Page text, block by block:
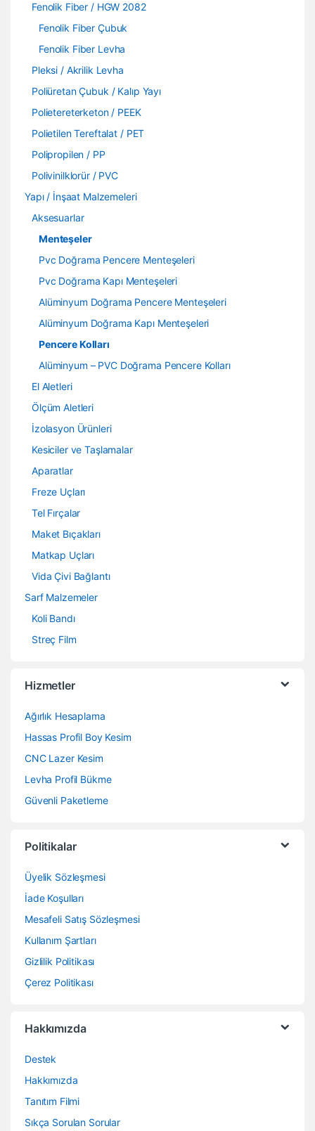
Fenolik Fiber / HGW 2082
Fenolik Fiber Çubuk
Fenolik Fiber Levha
Pleksi / Akrilik Levha
Poliüretan Çubuk / Kalıp Yayı
Polietereterketon / PEEK
Polietilen Tereftalat / PET
Polipropilen / PP
Polivinilklorür / PVC
Yapı / İnşaat Malzemeleri
Aksesuarlar
Menteşeler
Pvc Doğrama Pencere Menteşeleri
Pvc Doğrama Kapı Menteşeleri
Alüminyum Doğrama Pencere Menteşeleri
Alüminyum Doğrama Kapı Menteşeleri
Pencere Kolları
Alüminyum – PVC Doğrama Pencere Kolları
El Aletleri
Ölçüm Aletleri
İzolasyon Ürünleri
Kesiciler ve Taşlamalar
Aparatlar
Freze Uçları
Tel Fırçalar
Maket Bıçakları
Matkap Uçları
Vida Çivi Bağlantı
Sarf Malzemeler
Koli Bandı
Streç Film
Hizmetler
Ağırlık Hesaplama
Hassas Profil Boy Kesim
CNC Lazer Kesim
Levha Profil Bükme
Güvenli Paketleme
Politikalar
Üyelik Sözleşmesi
İade Koşulları
Mesafeli Satış Sözleşmesi
Kullanım Şartları
Gizlilik Politikası
Çerez Politikası
Hakkımızda
Destek
Hakkımızda
Tanıtım Filmi
Sıkça Sorulan Sorular